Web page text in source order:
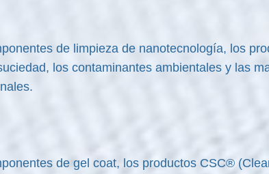
de limpieza de nanotecnología, los
los contaminantes ambientales y las
de gel coat, los productos CSC®